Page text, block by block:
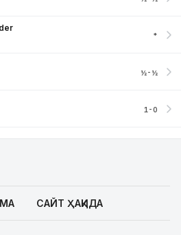
*
½-½
1-0
САЙТ ҲАҚИДА